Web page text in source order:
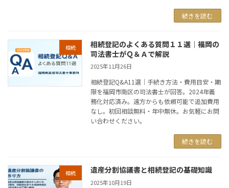
続きを読む
相続
相続登記のよくある質問１１選｜福岡の
司法書士がＱ＆Ａで解説
2025年11月26日
相続登記Q&A11選｜手続き方法・費用目安・期
限を福岡市南区の司法書士が回答。2024年義
務化対応済み。遠方からも依頼可能で追加費用
なし。初回相談無料・年中無休。お気軽にお問
い合わせください。
続きを読む
相続 遺産分割協議書と相続登記の基礎知識
2025年10月19日